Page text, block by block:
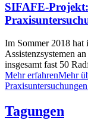
SIFAFE-
Im Sommer 2018 hat
Assistenzsystemen
insgesamt fast 50
Mehr erfahrenMehr
Tagungen